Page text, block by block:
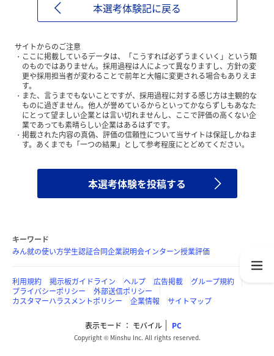
本選考体験記に戻る
サイトからのご注意
ここに掲載しているデータは、「こうすれば必ずうまくいく」という類
のものではありません。採用過程は人によって異なりますし、方針の変
更や採用担当者が変わることで前年と大幅に変更される場合もありえま
す。
また、言うまでもないことですが、採用過程に対する感じ方は主観的な
ものに過ぎません。他人が誉めているからといってかならずしもあなた
にとって望ましい企業とは言い切れませんし、ここで評価の高くない企
業であっても素晴らしい企業はあるはずです。
掲載された内容の真偽、評価の信頼性について当サイトは保証しかねま
す。あくまでも「一つの結果」として参考程度にとどめてください。
本選考体験を投稿する
キーワード
みん就の使い方学生認証合同企業説明会インターン授業評価
利用規約 掲示板ガイドライン ヘルプ 広告掲載
グループ規約
プライバシーポリシー
外部送信ポリシー
カスタマーハラスメントポリシー
企業情報 サイトマップ
表示モード モバイル PC
Copyright © Minshu Inc. All rights reserved.